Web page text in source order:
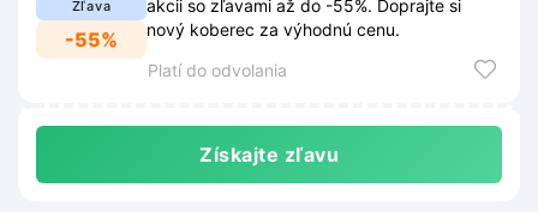
Zľava
-55%
akcii so zľavami až do -55%. Doprajte si
nový koberec za výhodnú cenu.
Platí do odvolania
Získajte zľavu